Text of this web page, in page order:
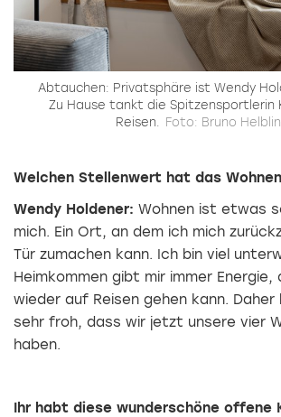
Abtauchen: Privatsphäre ist Wendy
Zu Hause tankt die Spitzensportlerin
Reisen. Foto: Bruno
Welchen Stellenwert hat das
Wendy Holdener: Wohnen ist etwas
mich. Ein Ort, an dem ich mich
Tür zumachen kann. Ich bin viel
Heimkommen gibt mir immer Energie,
wieder auf Reisen gehen kann. Daher
sehr froh, dass wir jetzt unsere vier
haben.
Ihr habt diese wunderschöne offene